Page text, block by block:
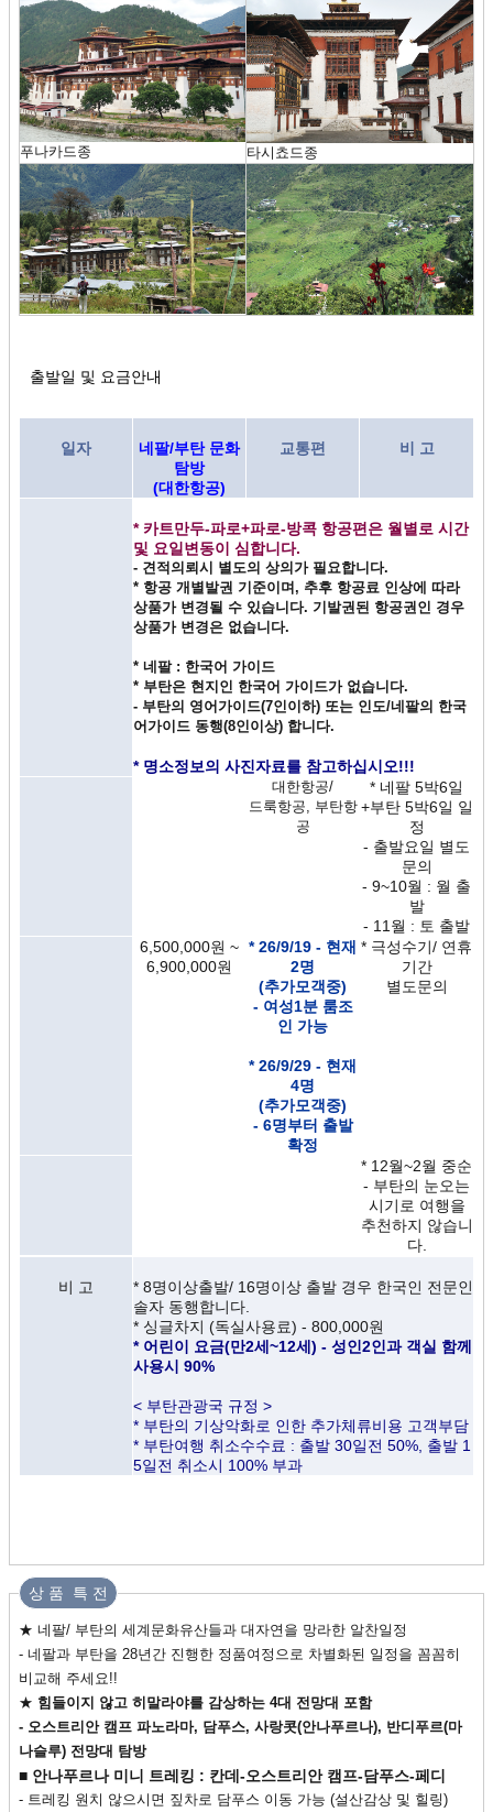
푸나카드종 타시쵸드종
출발일 및 요금안내
일자
네팔/부탄 문화
탐방
(대한항공)
교통편 비 고
* 카트만두-파로+파로-방콕 항공편은 월별로 시간
및 요일변동이 심합니다.
- 견적의뢰시 별도의 상의가 필요합니다.
* 항공 개별발권 기준이며, 추후 항공료 인상에 따라
상품가 변경될 수 있습니다. 기발권된 항공권인 경우
상품가 변경은 없습니다.
* 네팔 : 한국어 가이드
* 부탄은 현지인 한국어 가이드가 없습니다.
- 부탄의 영어가이드(7인이하) 또는 인도/네팔의 한국
어가이드 동행(8인이상) 합니다.
* 명소정보의 사진자료를 참고하십시오!!!
대한항공/
드룩항공, 부탄항
공
* 네팔 5박6일
+부탄 5박6일 일
정
- 출발요일 별도
문의
- 9~10월 : 월 출
발
- 11월 : 토 출발
6,500,000원 ~
6,900,000원
* 26/9/19 - 현재
2명
(추가모객중)
- 여성1분 룸조
인 가능
* 26/9/29 - 현재
4명
(추가모객중)
- 6명부터 출발
확정
* 극성수기/ 연휴
기간
별도문의
* 12월~2월 중순
- 부탄의 눈오는
시기로 여행을
추천하지 않습니
다.
비 고
* 8명이상출발/ 16명이상 출발 경우 한국인 전문인
솔자 동행합니다.
* 싱글차지 (독실사용료) - 800,000원
* 어린이 요금(만2세~12세) - 성인2인과 객실 함께
사용시 90%
< 부탄관광국 규정 >
* 부탄의 기상악화로 인한 추가체류비용 고객부담
* 부탄여행 취소수수료 : 출발 30일전 50%, 출발 1
5일전 취소시 100% 부과
상 품 특 전
★ 네팔/ 부탄의 세계문화유산들과 대자연을 망라한 알찬일정
- 네팔과 부탄을 28년간 진행한 정품여정으로 차별화된 일정을 꼼꼼히
비교해 주세요!!
★ 힘들이지 않고 히말라야를 감상하는 4대 전망대 포함
- 오스트리안 캠프 파노라마, 담푸스, 사랑콧(안나푸르나), 반디푸르(마
나슬루) 전망대 탐방
■ 안나푸르나 미니 트레킹 : 칸데-오스트리안 캠프-담푸스-페디
- 트레킹 원치 않으시면 짚차로 담푸스 이동 가능 (설산감상 및 힐링)